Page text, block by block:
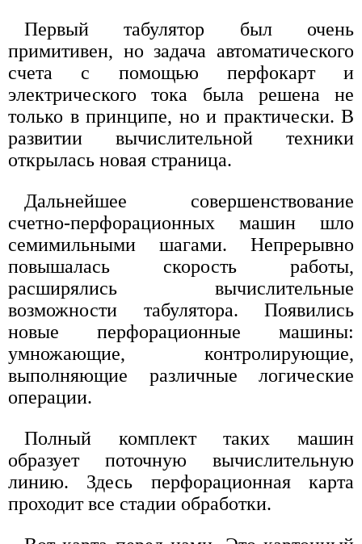
Первый табулятор был очень
примитивен, но задача автоматического
счета с помощью перфокарт и
электрического тока была решена не
только в принципе, но и практически. В
развитии вычислительной техники
открылась новая страница.
Дальнейшее совершенствование
счетно-перфорационных машин шло
семимильными шагами. Непрерывно
повышалась скорость работы,
расширялись вычислительные
возможности табулятора. Появились
новые перфорационные машины:
умножающие, контролирующие,
выполняющие различные логические
операции.
Полный комплект таких машин
образует поточную вычислительную
линию. Здесь перфорационная карта
проходит все стадии обработки.